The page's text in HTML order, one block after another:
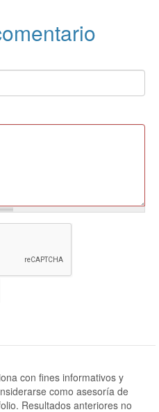
con fines informativos y
como asesoría de
Resultados anteriores no